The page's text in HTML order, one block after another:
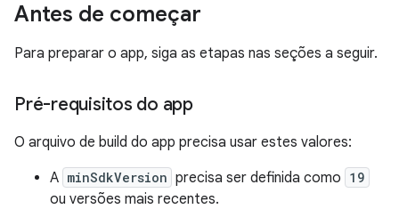
Antes de começar
Para preparar o app, siga as etapas nas seções a seguir.
Pré-requisitos do app
O arquivo de build do app precisa usar estes valores:
A minSdkVersion precisa ser definida como 19
ou versões mais recentes.